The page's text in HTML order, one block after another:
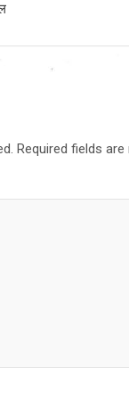
Required fields are